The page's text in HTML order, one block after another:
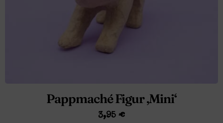
Pappmaché Figur ‚Mini‘
3,95 €